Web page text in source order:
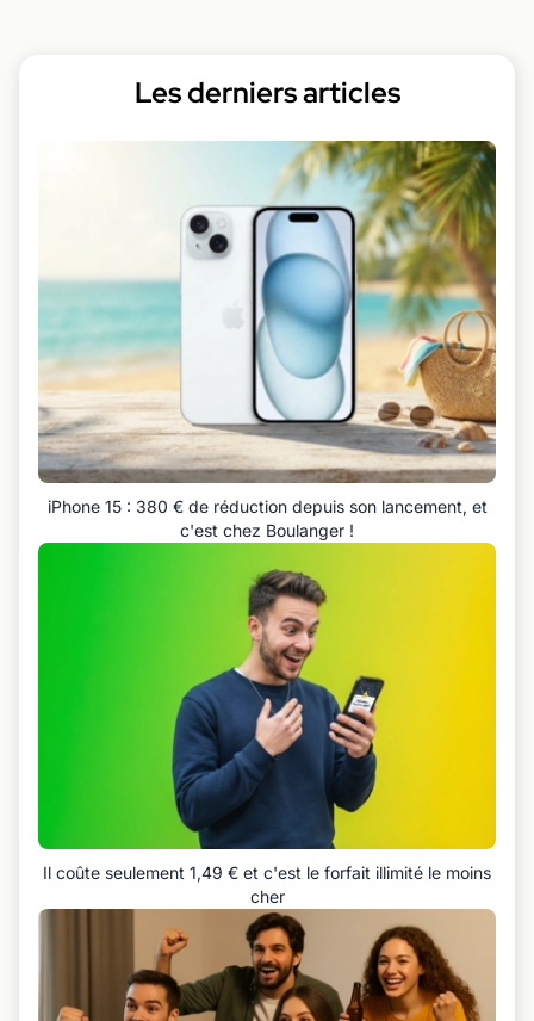
Les derniers articles
iPhone 15 : 380 € de réduction depuis son lancement, et
c'est chez Boulanger !
Il coûte seulement 1,49 € et c'est le forfait illimité le moins
cher